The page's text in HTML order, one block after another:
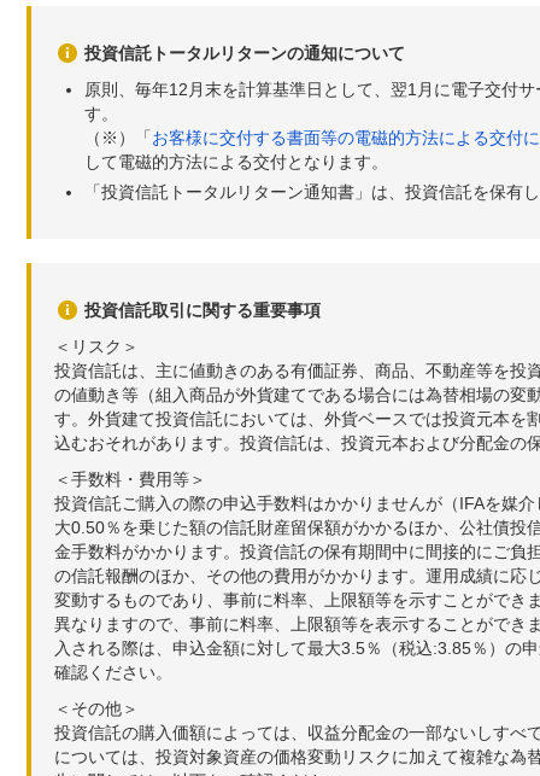
投資信託トータルリターンの通知について
原則、毎年12月末を計算基準日として、翌1月に電子交付
す。
（※）「お客様に交付する書面等の電磁的方法による交付
して電磁的方法による交付となります。
「投資信託トータルリターン通知書」は、投資信託を保有
投資信託取引に関する重要事項
＜リスク＞
投資信託は、主に値動きのある有価証券、商品、不動産等を
の値動き等（組入商品が外貨建てである場合には為替相場の
す。外貨建て投資信託においては、外貨ベースでは投資元本
込むおそれがあります。投資信託は、投資元本および分配金の
＜手数料・費用等＞
投資信託ご購入の際の申込手数料はかかりませんが（IFAを媒
大0.50％を乗じた額の信託財産留保額がかかるほか、公社債
金手数料がかかります。投資信託の保有期間中に間接的にご
の信託報酬のほか、その他の費用がかかります。運用成績に
変動するものであり、事前に料率、上限額等を示すことがで
異なりますので、事前に料率、上限額等を表示することがで
入される際は、申込金額に対して最大3.5％（税込:3.85％）の
確認ください。
＜その他＞
投資信託の購入価額によっては、収益分配金の一部ないしす
については、投資対象資産の価格変動リスクに加えて複雑な